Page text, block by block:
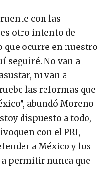
con las
otro intento de
que ocurre en nuestro
seguiré. No van a
ni van a
las reformas que
abundó Moreno
dispuesto a todo,
con el PRI,
a México y los
permitir nunca que